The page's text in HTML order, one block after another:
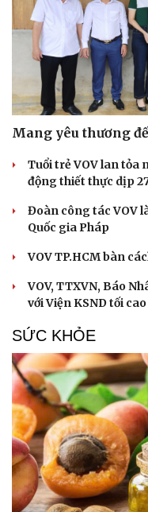
Mang yêu thương
Tuổi trẻ VOV lan tỏa
động thiết thực dịp
Đoàn công tác VOV
Quốc gia Pháp
VOV TP.HCM bàn
VOV, TTXVN, Báo
với Viện KSND tối cao
SỨC KHỎE